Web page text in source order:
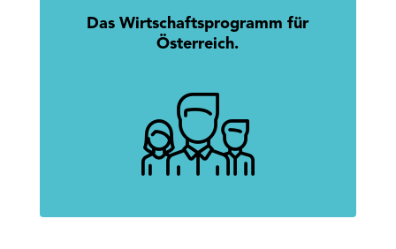
Das Wirtschaftsprogramm für
Österreich.
mehr erfahren